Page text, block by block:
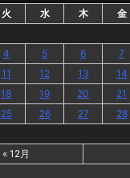
火 水 木 金
4 5 6 7
11 12 13 14
18 19 20 21
25 26 27 28
« 12月